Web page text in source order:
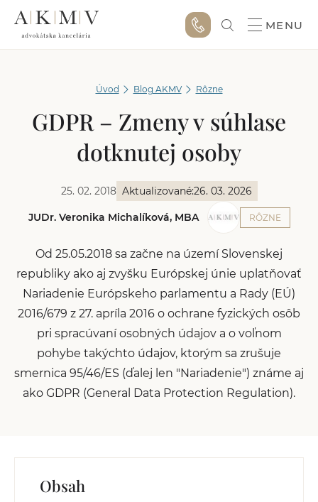
MENU
Úvod Blog AKMV Rôzne
GDPR – Zmeny v súhlase
dotknutej osoby
25. 02. 2018 Aktualizované:26. 03. 2026
JUDr. Veronika Michalíková, MBA RÔZNE
Od 25.05.2018 sa začne na území Slovenskej
republiky ako aj zvyšku Európskej únie uplatňovať
Nariadenie Európskeho parlamentu a Rady (EÚ)
2016/679 z 27. apríla 2016 o ochrane fyzických osôb
pri spracúvaní osobných údajov a o voľnom
pohybe takýchto údajov, ktorým sa zrušuje
smernica 95/46/ES (ďalej len "Nariadenie") známe aj
ako GDPR (General Data Protection Regulation).
Obsah